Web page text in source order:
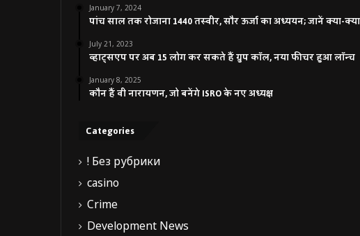
January 7, 2024
पांच साल तक रोजाना 1440 तस्वीर, सौर ऊर्जा का अध्ययन; जानें क्या-
July 21, 2023
व्हाट्सएप पर अब 15 लोग कर सकते हैं ग्रुप कॉल, नया फीचर हुआ लॉन्च
January 8, 2025
कौन हैं वी नारायणन, जो बनेंगे ISRO के नए अध्यक्ष
Categories
! Без рубрики
casino
Crime
Development News